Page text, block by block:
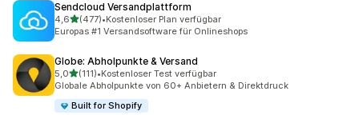
Sendcloud Versandplattform
4,6von 5 Sternen
(477)
477 Rezensionen insgesamt
•Kostenloser Plan verfügbar
Europas #1 Versandsoftware für Onlineshops
Globe: Abholpunkte & Versand
5,0von 5 Sternen
(111)
111 Rezensionen insgesamt
•Kostenloser Test verfügbar
Globale Abholpunkte von 60+ Anbietern & Direktdruck
Built for Shopify